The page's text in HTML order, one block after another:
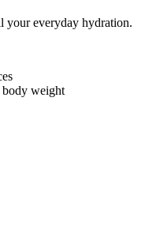
your everyday hydration.
body weight